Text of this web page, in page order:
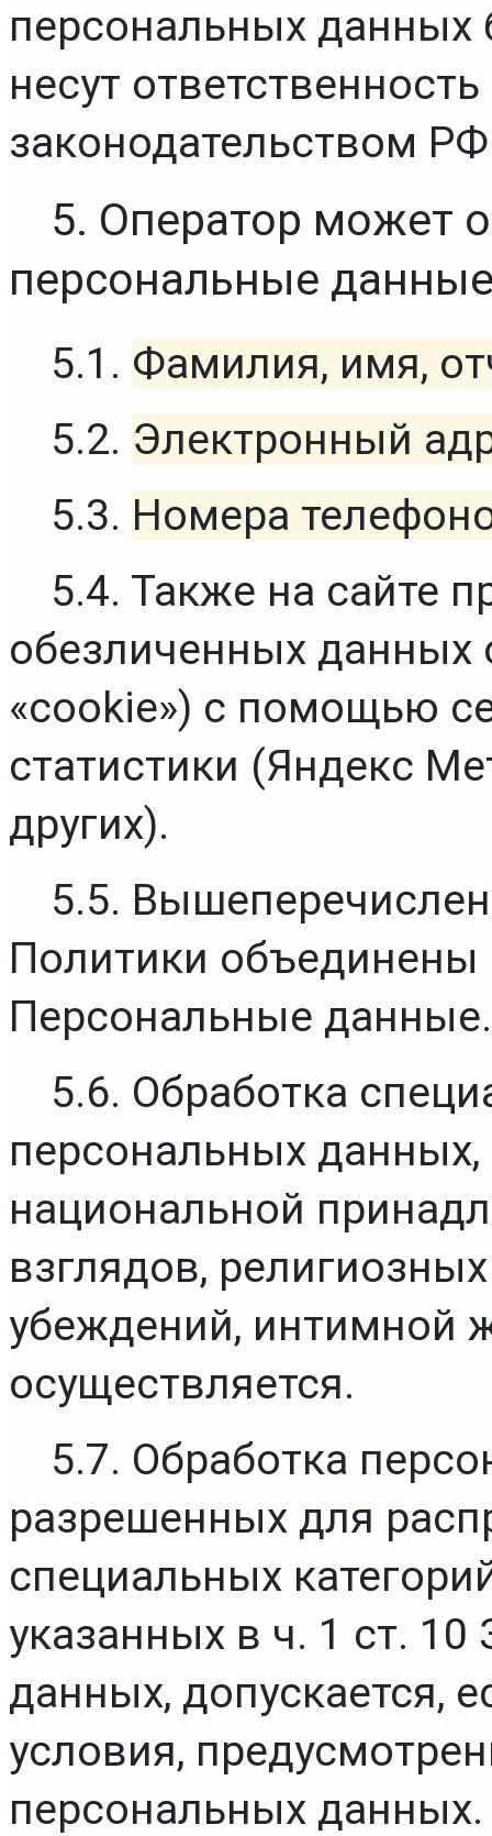
персональных данных
несут
законодательством
5. Оператор может
персональные
5.1. Фамилия, имя,
5.2. Электронный
5.3. Номера
5.4. Также на сайте
обезличенных данных
«cookie») с помощью
статистики (Яндекс
других).
5.5.
Политики
Персональные данные.
5.6. Обработка
персональных
национальной
взглядов,
убеждений, интимной
осуществляется.
5.7. Обработка
разрешенных для
специальных
указанных в ч. 1 ст.
данных, допускается,
условия,
персональных данных.